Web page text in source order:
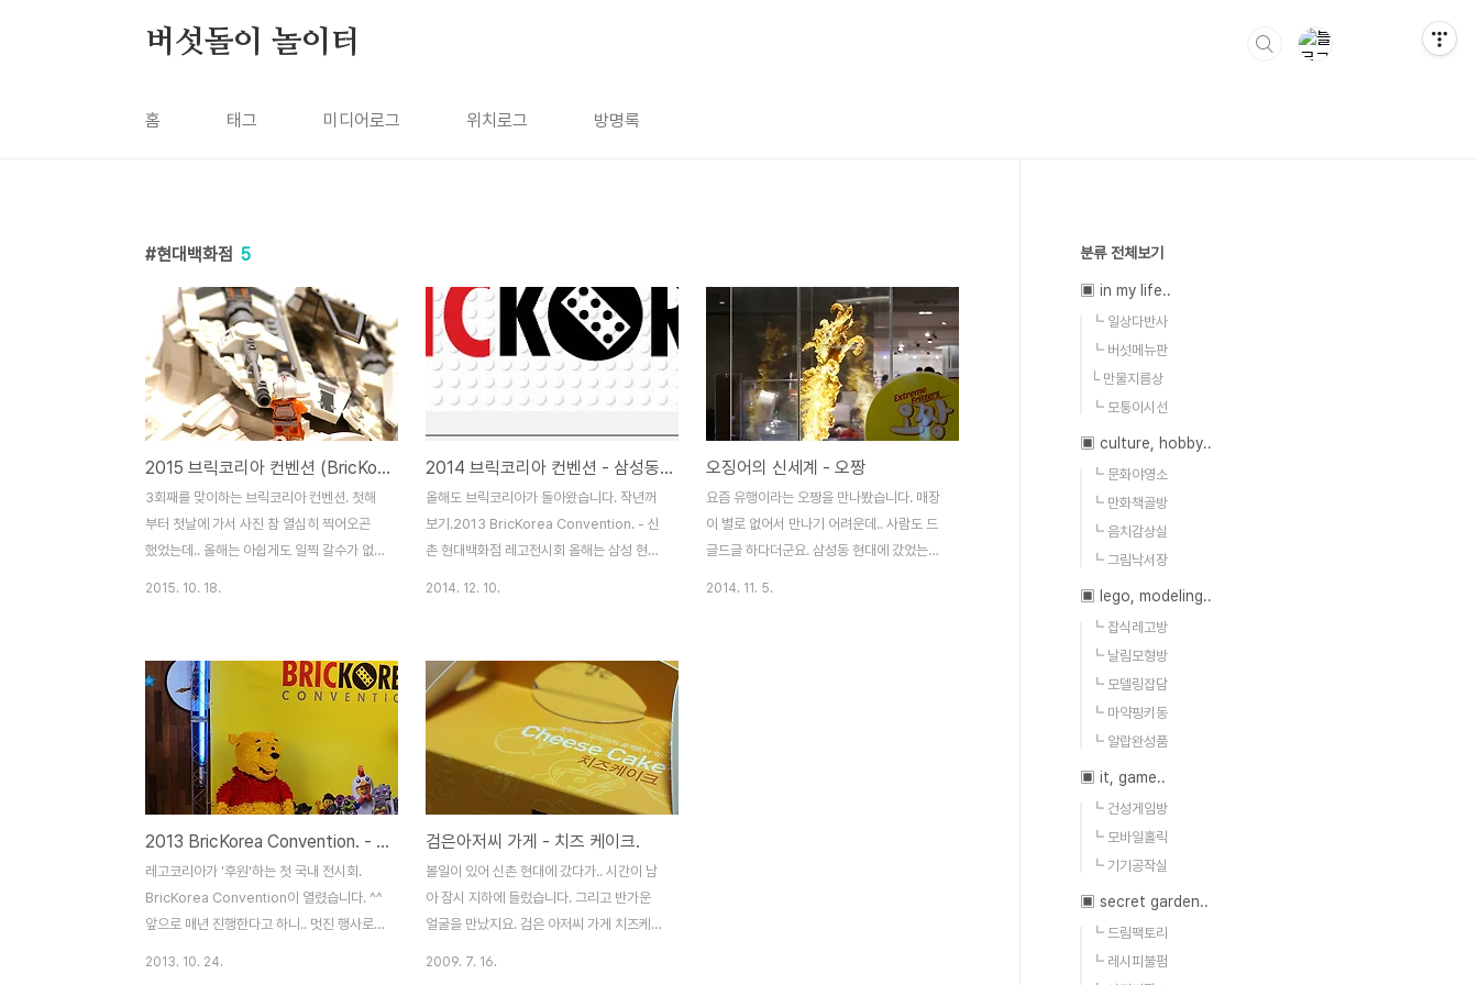
버섯돌이 놀이터
홈 태그 미디어로그 위치로그 방명록
현대백화점 5
2015 브릭코리아 컨벤션 (BricKorea Convention) - 현대백화점 판교 레고 전시회
3회째를 맞이하는 브릭코리아 컨벤션. 첫해
부터 첫날에 가서 사진 참 열심히 찍어오곤
했었는데.. 올해는 아쉽게도 일찍 갈수가 없
대표적인 사진들은 많은 분들이 올리셨으니..
저는 그냥 디테일만 몇장 찍어봤습니다. (그
래서 작품명도 몰라요;;) 오랜만에 망원 들고
나갔더니 적응이..;;;; 스노우스피더 추락장면.
스마우그 참 잘 만들었죠? 담백님 작품입니
다. 베이스는 동전으로 해야 대박일텐데.. 동
전이 워낙 비싸죠. ㅋ 이분 참 자신만의 작품
세계가 있어서 참 좋아요. ^^ 아이들에게 많
은 인기를 끈 매작가님의 엘사성. 단색이라 ..
2015. 10. 18.
2014 브릭코리아 컨벤션 - 삼성동 현대백화점(무역센터점) 레고전시회
올해도 브릭코리아가 돌아왔습니다. 작년꺼
보기.2013 BricKorea Convention. - 신
촌 현대백화점 레고전시회 올해는 삼성 현대
워낙 큰 작품이라 특별한 방법으로 제작되었
습니다. 바로 레고인들의 기부를 통한 제작이
죠. 제 이름도 저기 있네요. ^^ 이 작품은 추후
광화문에 전시될 예정입니다. 올해 브릭코리
아 전시작들은 홈페이지를 통해서도 만나볼
수 있습니다. 전시회에서 만난 작품의 자세한
내역이 궁금하다면..!
http://brickorea.org 전시장에서 작품 명
찰의 QR코드를 찍어도 되요. ^^ ※ 누르면..
2014. 12. 10.
오징어의 신세계 - 오짱
요즘 유행이라는 오짱을 만나봤습니다. 매장
이 별로 없어서 만나기 어려운데.. 사람도 드
글드글 하다더군요. 삼성동 현대에 갔었는
2014. 11. 5.
2013 BricKorea Convention. - 신촌 현대백화점 레고전시회
레고코리아가 '후원'하는 첫 국내 전시회.
BricKorea Convention이 열렸습니다. ^^
앞으로 매년 진행한다고 하니.. 멋진 행사로
2013. 10. 24.
검은아저씨 가게 - 치즈 케이크.
볼일이 있어 신촌 현대에 갔다가.. 시간이 남
아 잠시 지하에 들렀습니다. 그리고 반가운
얼굴을 만났지요. 검은 아저씨 가게 치즈케이
2009. 7. 16.
분류 전체보기
▣ in my life..
┗ 일상다반사
┗ 버섯메뉴판
└ 만물지름상
┗ 모퉁이시선
▣ culture, hobby..
┗ 문화야영소
┗ 만화책골방
┗ 음치감상실
┗ 그림낙서장
▣ lego, modeling..
┗ 잡식레고방
┗ 날림모형방
┗ 모델링잡담
┗ 마약핑키동
┗ 알랍완성품
▣ it, game..
┗ 건성게임방
┗ 모바일홀릭
┗ 기기공작실
▣ secret garden..
┗ 드림팩토리
┗ 레시피불펌